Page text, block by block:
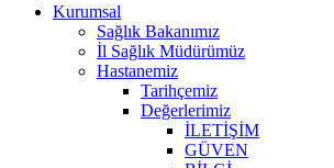
Kurumsal
Sağlık Bakanımız
İl Sağlık Müdürümüz
Hastanemiz
Tarihçemiz
Değerlerimiz
İLETİŞİM
GÜVEN